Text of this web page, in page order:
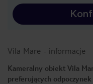
Vila Mare - informacje
Kameralny obiekt Vila
preferujących